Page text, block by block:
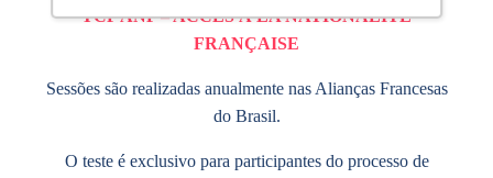
TCF ANF – ACCÈS À LA NATIONALITÉ
FRANÇAISE
Sessões são realizadas anualmente nas Alianças Francesas
do Brasil.
O teste é exclusivo para participantes do processo de